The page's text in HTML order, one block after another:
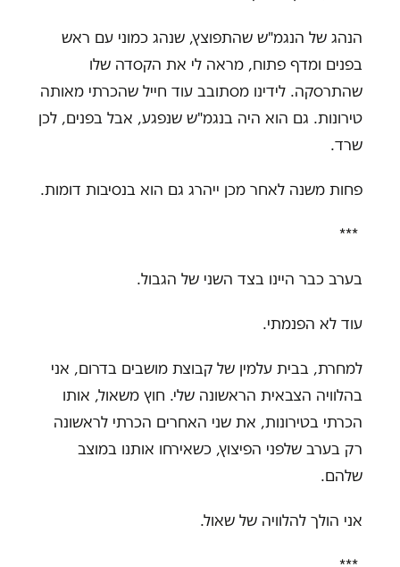
הנהג של הנגמ"ש שהתפוצץ, שנהג כמוני עם ראש
בפנים ומדף פתוח, מראה לי את הקסדה שלו
שהתרסקה. לידינו מסתובב עוד חייל שהכרתי מאותה
טירונות. גם הוא היה בנגמ"ש שנפגע, אבל בפנים, לכן
שרד.
פחות משנה לאחר מכן ייהרג גם הוא בנסיבות דומות.
***
בערב כבר היינו בצד השני של הגבול.
עוד לא הפנמתי.
למחרת, בבית עלמין של קבוצת מושבים בדרום, אני
בהלוויה הצבאית הראשונה שלי. חוץ משאול, אותו
הכרתי בטירונות, את שני האחרים הכרתי לראשונה
רק בערב שלפני הפיצוץ, כשאירחו אותנו במוצב
שלהם.
אני הולך להלוויה של שאול.